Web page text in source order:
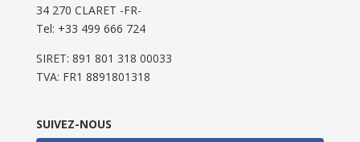
34 270 CLARET -FR-
Tel: ‭+33 499 666 724‬
SIRET: 891 801 318 00033
TVA: FR1 8891801318
SUIVEZ-NOUS